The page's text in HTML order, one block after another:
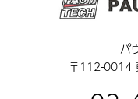
パ
〒112-0014